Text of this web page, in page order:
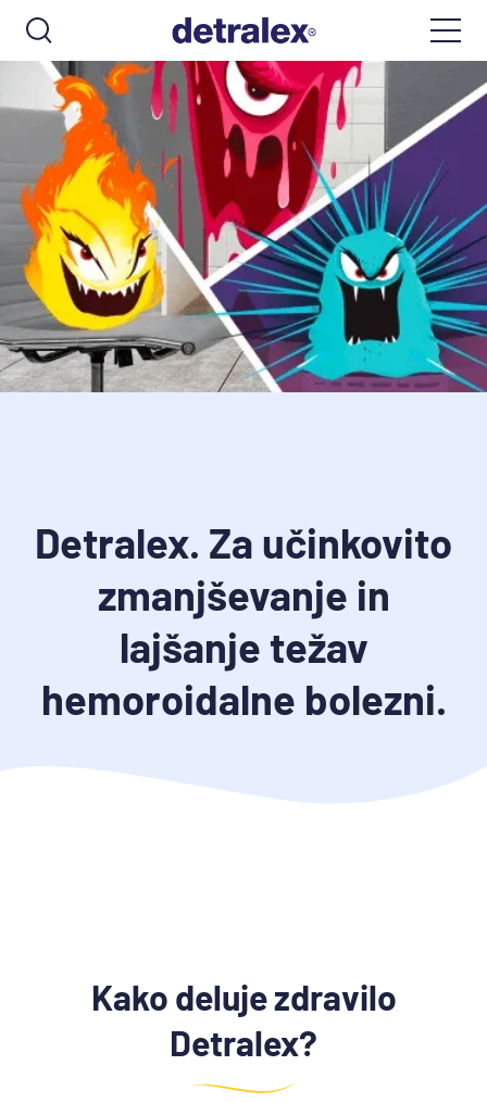
Detralex. Za učinkovito
zmanjševanje in
lajšanje težav
hemoroidalne bolezni.
Kako deluje zdravilo
Detralex?